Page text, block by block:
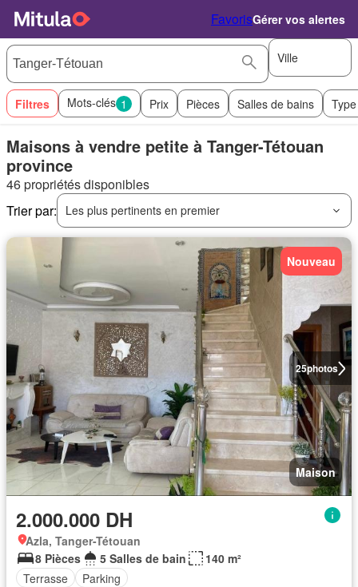
FavorisGérer vos alertes
Ville
Filtres Mots-clés 1 Prix Pièces Salles de bains
Maisons à vendre petite à Tanger-Tétouan
province
46 propriétés disponibles
Trier par:
Les plus pertinents en premier
25photos
Nouveau
Maison
2.000.000 DH
Azla, Tanger-Tétouan
8 Pièces
5 Salles de bain
140 m²
Terrasse
Parking